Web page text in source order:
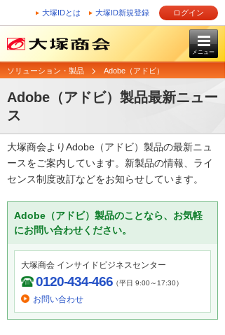
大塚IDとは 大塚ID新規登録 ログイン
メニュー
ソリューション・製品 Adobe（アドビ）
Adobe（アドビ）製品最新ニュー
ス
大塚商会よりAdobe（アドビ）製品の最新ニュ
ースをご案内しています。新製品の情報、ライ
センス制度改訂などをお知らせしています。
Adobe（アドビ）製品のことなら、お気軽
にお問い合わせください。
大塚商会 インサイドビジネスセンター
0120-434-466（平日 9:00～17:30）
お問い合わせ